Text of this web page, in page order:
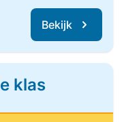
Bekijk
klas